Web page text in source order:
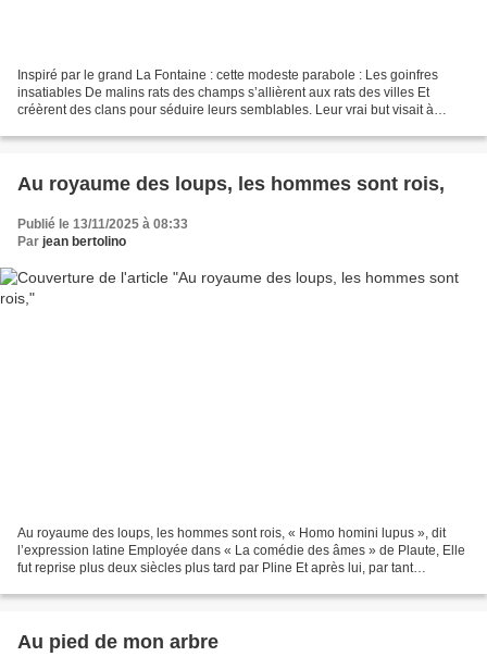
Inspiré par le grand La Fontaine : cette modeste parabole : Les goinfres
insatiables De malins rats des champs s’allièrent aux rats des villes Et
créèrent des clans pour séduire leurs semblables. Leur vrai but visait à
Au royaume des loups, les hommes sont rois,
Publié le 13/11/2025 à 08:33
Par jean bertolino
Au royaume des loups, les hommes sont rois, « Homo homini lupus », dit
l’expression latine Employée dans « La comédie des âmes » de Plaute, Elle
fut reprise plus deux siècles plus tard par Pline Et après lui, par tant
Au pied de mon arbre